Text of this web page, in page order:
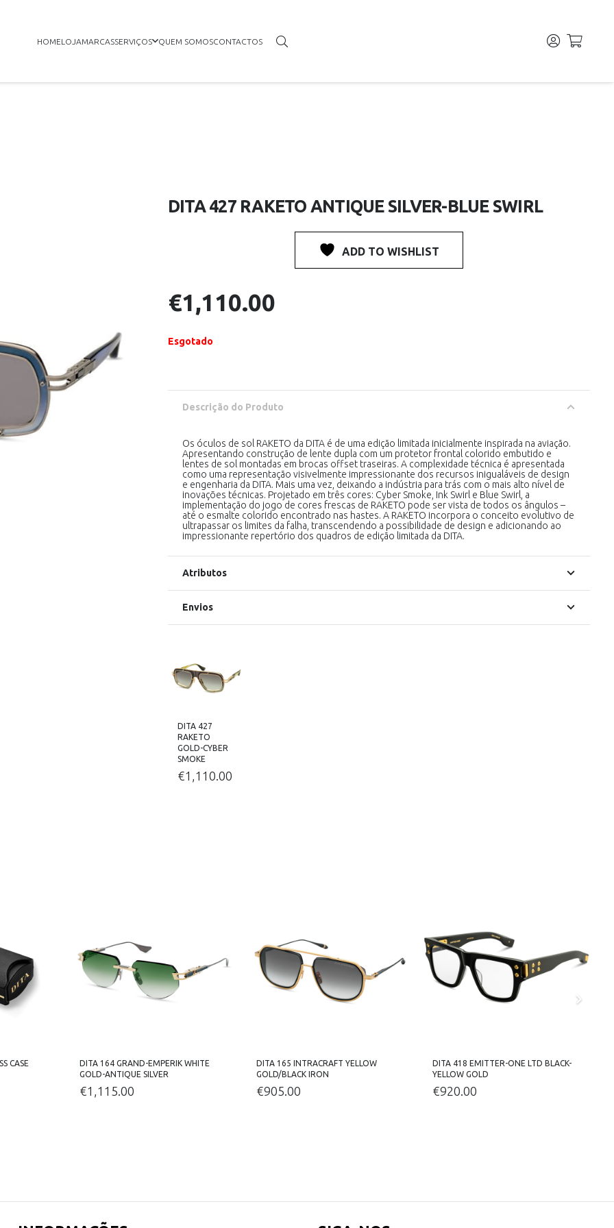
HOMELOJAMARCASSERVIÇOS QUEM SOMOSCONTACTOS
DITA 427 RAKETO ANTIQUE SILVER-BLUE SWIRL
ADD TO WISHLIST
€1,110.00
Esgotado
Descrição do Produto
Os óculos de sol RAKETO da DITA é de uma edição limitada inicialmente inspirada na aviação.
Apresentando construção de lente dupla com um protetor frontal colorido embutido e
lentes de sol montadas em brocas offset traseiras. A complexidade técnica é apresentada
como uma representação visivelmente impressionante dos recursos inigualáveis ​​de design
e engenharia da DITA. Mais uma vez, deixando a indústria para trás com o mais alto nível de
inovações técnicas. Projetado em três cores: Cyber ​​Smoke, Ink Swirl e Blue Swirl, a
implementação do jogo de cores frescas de RAKETO pode ser vista de todos os ângulos –
até o esmalte colorido encontrado nas hastes. A RAKETO incorpora o conceito evolutivo de
ultrapassar os limites da falha, transcendendo a possibilidade de design e adicionando ao
impressionante repertório dos quadros de edição limitada da DITA.
Atributos
Envios
DITA 427
RAKETO
GOLD-CYBER
SMOKE
€1,110.00
CASE
DITA 164 GRAND-EMPERIK WHITE
GOLD-ANTIQUE SILVER
€1,115.00
DITA 165 INTRACRAFT YELLOW
GOLD/BLACK IRON
€905.00
DITA 418 EMITTER-ONE LTD BLACK-
YELLOW GOLD
€920.00